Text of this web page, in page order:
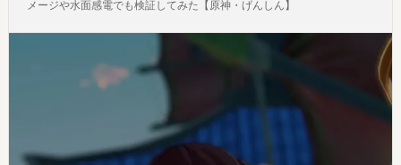
メージや水面感電でも検証してみた【原神・げんしん】